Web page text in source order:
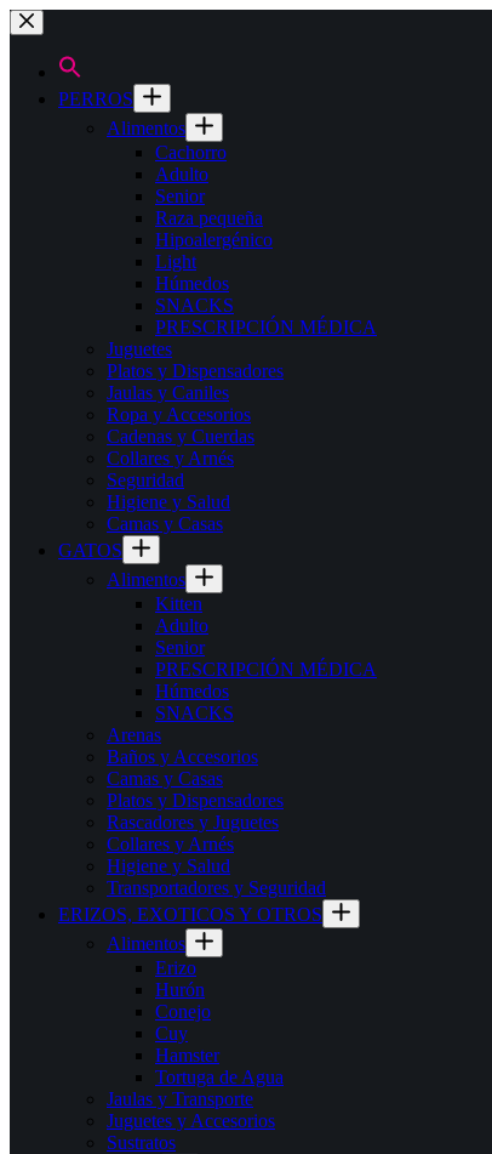
Saltar
al
contenido
PERROS
Alimentos
Cachorro
Adulto
Senior
Raza pequeña
Hipoalergénico
Light
Húmedos
SNACKS
PRESCRIPCIÓN MÉDICA
Juguetes
Platos y Dispensadores
Jaulas y Caniles
Ropa y Accesorios
Cadenas y Cuerdas
Collares y Arnés
Seguridad
Higiene y Salud
Camas y Casas
GATOS
Alimentos
Kitten
Adulto
Senior
PRESCRIPCIÓN MÉDICA
Húmedos
SNACKS
Arenas
Baños y Accesorios
Camas y Casas
Platos y Dispensadores
Rascadores y Juguetes
Collares y Arnés
Higiene y Salud
Transportadores y Seguridad
ERIZOS, EXOTICOS Y OTROS
Alimentos
Erizo
Hurón
Conejo
Cuy
Hamster
Tortuga de Agua
Jaulas y Transporte
Juguetes y Accesorios
Sustratos